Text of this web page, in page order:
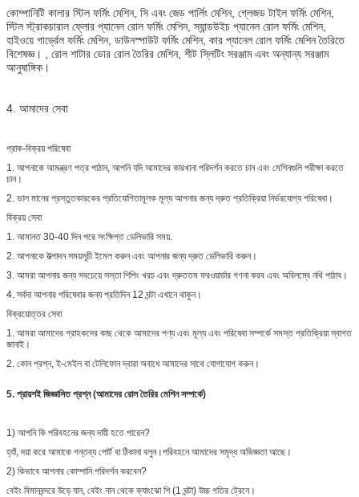
কোম্পানিটি কালার স্টিল ফর্মিং মেশিন, সি এবং জেড পার্লিং মেশিন, গ্লেজড টাইল ফর্মিং মেশিন,
স্টিল স্ট্রাকচারাল ফ্লোর প্যানেল রোল ফর্মিং মেশিন, স্যান্ডউইচ প্যানেল রোল ফর্মিং মেশিন,
হাইওয়ে গার্ড্রেল ফর্মিং মেশিন, ডাউনস্পাউট ফর্মিং মেশিন, কার প্যানেল রোল ফর্মিং মেশিন তৈরিতে
বিশেষজ্ঞ। , রোল শাটার ডোর রোল তৈরির মেশিন, শীট স্লিটিং সরঞ্জাম এবং অন্যান্য সরঞ্জাম
আনুষাঙ্গিক।
4. আমাদের সেবা
প্রাক-বিক্রয় পরিষেবা
1. আপনাকে আমন্ত্রণ পত্র পাঠান, আপনি যদি আমাদের কারখানা পরিদর্শন করতে চান এবং মেশিনগুলি পরীক্ষা করতে
চান।
2. ভাল মানের প্রস্তুতকারকের প্রতিযোগিতামূলক মূল্য আপনার জন্য দ্রুত প্রতিক্রিয়া নির্ভরযোগ্য পরিষেবা।
বিক্রয় সেবা
1. আমানত 30-40 দিন পরে সংক্ষিপ্ত ডেলিভারি সময়.
2. আপনাকে উত্পাদন সময়সূচী ইমেল করুন এবং আপনার জন্য দ্রুত ডেলিভারি করুন।
3. আমরা আপনার জন্য সবচেয়ে সস্তা শিপিং খরচ এবং দ্রুততম ফরওয়ার্ডার গণনা করব এবং অবিলম্বে নথি পাঠাব।
4. সর্বদা আপনার পরিষেবার জন্য প্রতিদিন 12 ঘন্টা এখানে থাকুন।
বিক্রয়োত্তর সেবা
1. আমরা আমাদের গ্রাহকদের কাছ থেকে আমাদের পণ্য এবং মূল্য এবং পরিষেবা সম্পর্কে সমস্ত প্রতিক্রিয়া স্বাগত
জানাই।
2. কোন প্রশ্ন, ই-মেইল বা টেলিফোন দ্বারা অবাধে আমাদের সাথে যোগাযোগ করুন।
5. প্রায়শই জিজ্ঞাসিত প্রশ্ন (আমাদের রোল তৈরির মেশিন সম্পর্কে)
1) আপনি কি পরিবহনের জন্য দায়ী হতে পারেন?
হ্যাঁ, দয়া করে আমাকে গন্তব্য পোর্ট বা ঠিকানা বলুন।পরিবহনে আমাদের সমৃদ্ধ অভিজ্ঞতা আছে।
2) কিভাবে আপনার কোম্পানি পরিদর্শন করবেন?
বেইং বিমানবন্দরে উড়ে যান, বেইং নান থেকে ক্যাংঝো শি (1 ঘন্টা) উচ্চ গতির ট্রেনে।